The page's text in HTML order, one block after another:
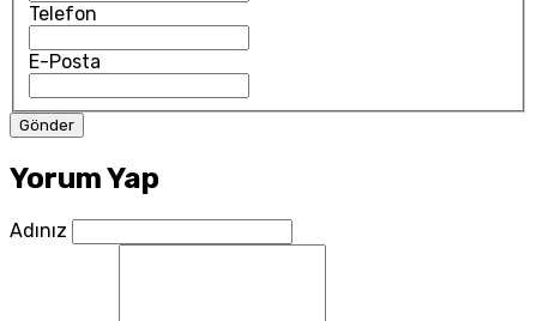
Telefon
E-Posta
Yorum Yap
Adınız